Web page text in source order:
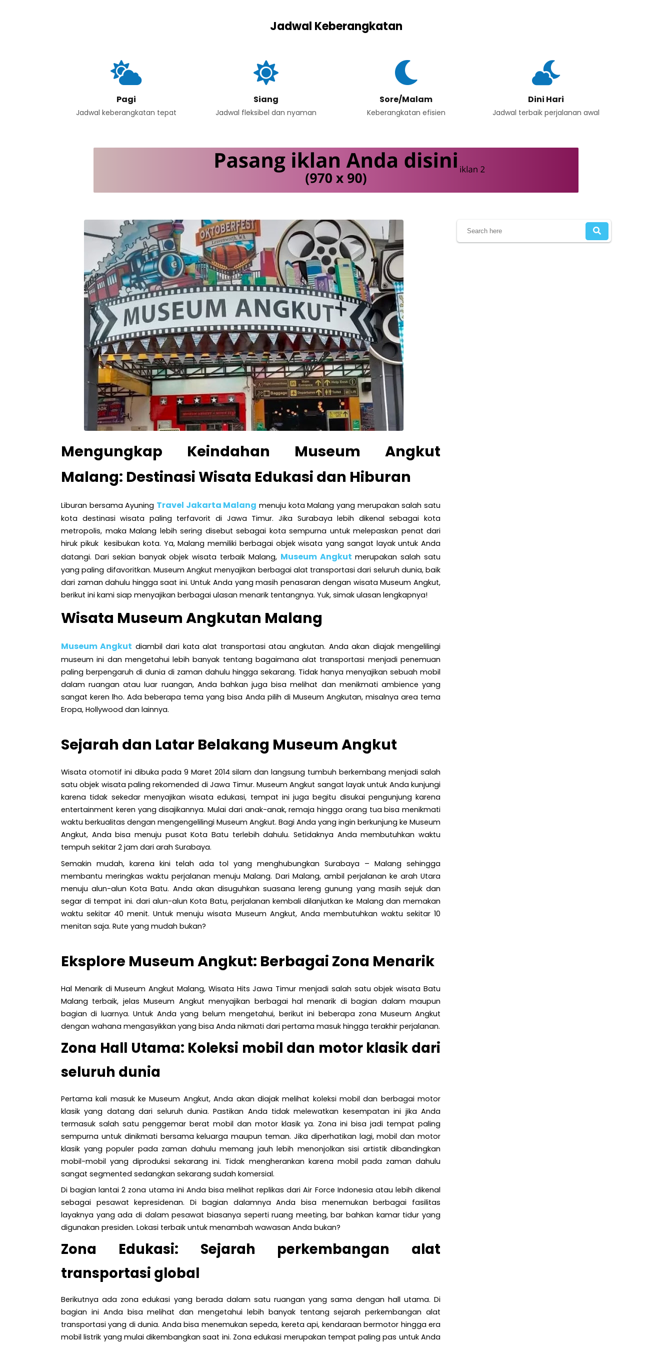
Jadwal Keberangkatan
Pagi
Jadwal keberangkatan tepat
Siang
Jadwal fleksibel dan nyaman
Sore/Malam
Keberangkatan efisien
Dini Hari
Jadwal terbaik perjalanan awal
Mengungkap Keindahan Museum Angkut
Malang: Destinasi Wisata Edukasi dan Hiburan
Liburan bersama Ayuning Travel Jakarta Malang menuju kota Malang yang merupakan salah satu
kota destinasi wisata paling terfavorit di Jawa Timur. Jika Surabaya lebih dikenal sebagai kota
metropolis, maka Malang lebih sering disebut sebagai kota sempurna untuk melepaskan penat dari
hiruk pikuk kesibukan kota. Ya, Malang memiliki berbagai objek wisata yang sangat layak untuk Anda
datangi. Dari sekian banyak objek wisata terbaik Malang, Museum Angkut merupakan salah satu
yang paling difavoritkan. Museum Angkut menyajikan berbagai alat transportasi dari seluruh dunia, baik
dari zaman dahulu hingga saat ini. Untuk Anda yang masih penasaran dengan wisata Museum Angkut,
berikut ini kami siap menyajikan berbagai ulasan menarik tentangnya. Yuk, simak ulasan lengkapnya!
Wisata Museum Angkutan Malang
Museum Angkut diambil dari kata alat transportasi atau angkutan. Anda akan diajak mengelilingi
museum ini dan mengetahui lebih banyak tentang bagaimana alat transportasi menjadi penemuan
paling berpengaruh di dunia di zaman dahulu hingga sekarang. Tidak hanya menyajikan sebuah mobil
dalam ruangan atau luar ruangan, Anda bahkan juga bisa melihat dan menikmati ambience yang
sangat keren lho. Ada beberapa tema yang bisa Anda pilih di Museum Angkutan, misalnya area tema
Eropa, Hollywood dan lainnya.
Sejarah dan Latar Belakang Museum Angkut
Wisata otomotif ini dibuka pada 9 Maret 2014 silam dan langsung tumbuh berkembang menjadi salah
satu objek wisata paling rekomended di Jawa Timur. Museum Angkut sangat layak untuk Anda kunjungi
karena tidak sekedar menyajikan wisata edukasi, tempat ini juga begitu disukai pengunjung karena
entertainment keren yang disajikannya. Mulai dari anak-anak, remaja hingga orang tua bisa menikmati
waktu berkualitas dengan mengengelilingi Museum Angkut. Bagi Anda yang ingin berkunjung ke Museum
Angkut, Anda bisa menuju pusat Kota Batu terlebih dahulu. Setidaknya Anda membutuhkan waktu
tempuh sekitar 2 jam dari arah Surabaya.
Semakin mudah, karena kini telah ada tol yang menghubungkan Surabaya – Malang sehingga
membantu meringkas waktu perjalanan menuju Malang. Dari Malang, ambil perjalanan ke arah Utara
menuju alun-alun Kota Batu. Anda akan disuguhkan suasana lereng gunung yang masih sejuk dan
segar di tempat ini. dari alun-alun Kota Batu, perjalanan kembali dilanjutkan ke Malang dan memakan
waktu sekitar 40 menit. Untuk menuju wisata Museum Angkut, Anda membutuhkan waktu sekitar 10
menitan saja. Rute yang mudah bukan?
Eksplore Museum Angkut: Berbagai Zona Menarik
Hal Menarik di Museum Angkut Malang, Wisata Hits Jawa Timur menjadi salah satu objek wisata Batu
Malang terbaik, jelas Museum Angkut menyajikan berbagai hal menarik di bagian dalam maupun
bagian di luarnya. Untuk Anda yang belum mengetahui, berikut ini beberapa zona Museum Angkut
dengan wahana mengasyikkan yang bisa Anda nikmati dari pertama masuk hingga terakhir perjalanan.
Zona Hall Utama: Koleksi mobil dan motor klasik dari
seluruh dunia
Pertama kali masuk ke Museum Angkut, Anda akan diajak melihat koleksi mobil dan berbagai motor
klasik yang datang dari seluruh dunia. Pastikan Anda tidak melewatkan kesempatan ini jika Anda
termasuk salah satu penggemar berat mobil dan motor klasik ya. Zona ini bisa jadi tempat paling
sempurna untuk dinikmati bersama keluarga maupun teman. Jika diperhatikan lagi, mobil dan motor
klasik yang populer pada zaman dahulu memang jauh lebih menonjolkan sisi artistik dibandingkan
mobil-mobil yang diproduksi sekarang ini. Tidak mengherankan karena mobil pada zaman dahulu
sangat segmented sedangkan sekarang sudah komersial.
Di bagian lantai 2 zona utama ini Anda bisa melihat replikas dari Air Force Indonesia atau lebih dikenal
sebagai pesawat kepresidenan. Di bagian dalamnya Anda bisa menemukan berbagai fasilitas
layaknya yang ada di dalam pesawat biasanya seperti ruang meeting, bar bahkan kamar tidur yang
digunakan presiden. Lokasi terbaik untuk menambah wawasan Anda bukan?
Zona Edukasi: Sejarah perkembangan alat
transportasi global
Berikutnya ada zona edukasi yang berada dalam satu ruangan yang sama dengan hall utama. Di
bagian ini Anda bisa melihat dan mengetahui lebih banyak tentang sejarah perkembangan alat
transportasi yang di dunia. Anda bisa menemukan sepeda, kereta api, kendaraan bermotor hingga era
mobil listrik yang mulai dikembangkan saat ini. Zona edukasi merupakan tempat paling pas untuk Anda